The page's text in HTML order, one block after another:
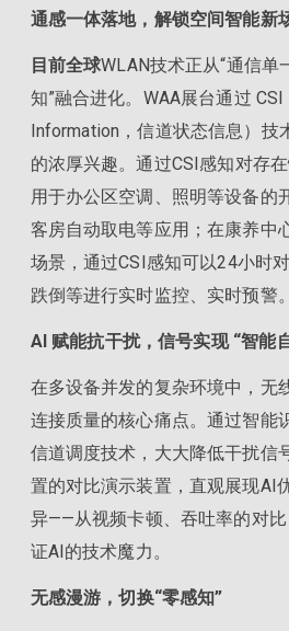
通感一体落地，解锁空间智能新
目前全球WLAN技术正从“通信单
知”融合进化。WAA展台通过
Information，信道状态信息）技
的浓厚兴趣。通过CSI感知对存
用于办公区空调、照明等设备的
客房自动取电等应用；在康养中
场景，通过CSI感知可以24小时
跌倒等进行实时监控、实时预警。
AI 赋能抗干扰，信号实现 “智能
在多设备并发的复杂环境中，无
连接质量的核心痛点。通过智能
信道调度技术，大大降低干扰信
置的对比演示装置，直观展现AI
异——从视频卡顿、吞吐率的对
证AI的技术魔力。
无感漫游 ，切换“零感知”